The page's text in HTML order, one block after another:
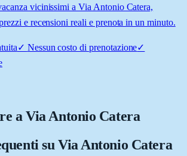
vicinissimi a Via Antonio Catera,
e recensioni reali e prenota in un minuto.
✓ Nessun costo di prenotazione✓
aVia Antonio Catera
su Via Antonio Catera